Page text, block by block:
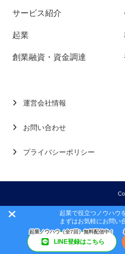
サービス紹介
起業
創業融資・資金調達
運営会社情報
お問い合わせ
プライバシーポリシー
起業で役立つノウハウ
まずはお気軽にお問い
LINE登録はこちら